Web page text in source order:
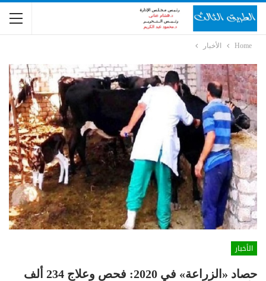
Home الأخبار
الأخبار
حصاد «الزراعة» في 2020: فحص وعلاج 234 ألف